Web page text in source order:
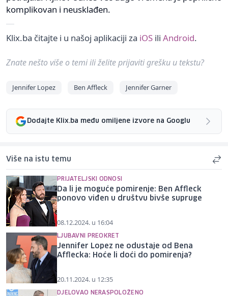
komplikovan i neusklađen.
Klix.ba čitajte i u našoj aplikaciji za iOS ili Android.
Znate nešto više o temi ili želite prijaviti grešku u tekstu?
Jennifer Lopez Ben Affleck Jennifer Garner
Dodajte Klix.ba među omiljene izvore na Googlu
Više na istu temu
PRIJATELJSKI ODNOSI
Da li je moguće pomirenje: Ben Affleck
ponovo viđen u društvu bivše supruge
08.12.2024. u 16:04
LJUBAVNI PREOKRET
Jennifer Lopez ne odustaje od Bena
Afflecka: Hoće li doći do pomirenja?
20.11.2024. u 12:35
DJELOVAO NERASPOLOŽENO